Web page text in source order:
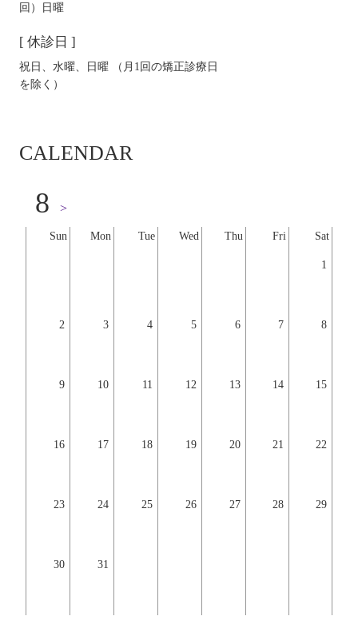
回）日曜
[ 休診日 ]
祝日、水曜、日曜 （月1回の矯正診療日
を除く）
CALENDAR
Sun Mon Tue Wed Thu Fri Sat
1
2 3 4 5 6 7 8
9 10 11 12 13 14 15
16 17 18 19 20 21 22
23 24 25 26 27 28 29
30 31
8 >